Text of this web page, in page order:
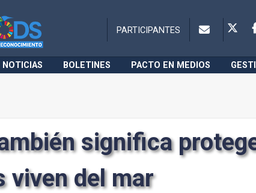
PARTICIPANTES
NOTICIAS BOLETINES PACTO EN MEDIOS
significa
viven del mar